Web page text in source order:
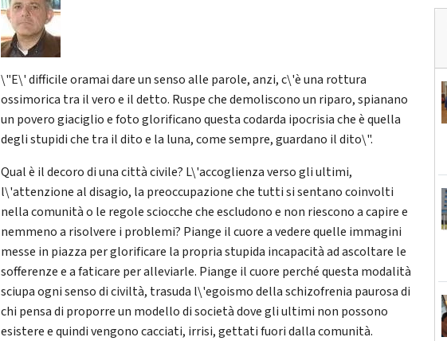
\"E\' difficile oramai dare un senso alle parole, anzi, c\'è una rottura
ossimorica tra il vero e il detto. Ruspe che demoliscono un riparo, spianano
un povero giaciglio e foto glorificano questa codarda ipocrisia che è quella
degli stupidi che tra il dito e la luna, come sempre, guardano il dito\".
Qual è il decoro di una città civile? L\'accoglienza verso gli ultimi,
l\'attenzione al disagio, la preoccupazione che tutti si sentano coinvolti
nella comunità o le regole sciocche che escludono e non riescono a capire e
nemmeno a risolvere i problemi? Piange il cuore a vedere quelle immagini
messe in piazza per glorificare la propria stupida incapacità ad ascoltare le
sofferenze e a faticare per alleviarle. Piange il cuore perché questa modalità
sciupa ogni senso di civiltà, trasuda l\'egoismo della schizofrenia paurosa di
chi pensa di proporre un modello di società dove gli ultimi non possono
esistere e quindi vengono cacciati, irrisi, gettati fuori dalla comunità.